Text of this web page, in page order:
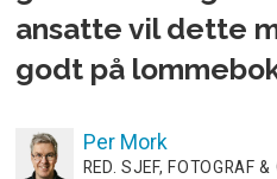
ansatte vil dette
godt på
Per Mork
RED. SJEF, FOTOGRAF &